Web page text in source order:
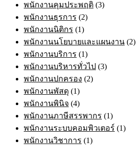
พนักงานคุมประพฤติ (3)
พนักงานธุรการ (2)
พนักงานนิติกร (1)
พนักงานนโยบายและแผนงาน (2)
พนักงานบริการ (1)
พนักงานบริหารทั่วไป (3)
พนักงานปกครอง (2)
พนักงานพัสดุ (1)
พนักงานพินิจ (4)
พนักงานภาษีสรรพากร (1)
พนักงานระบบคอมพิวเตอร์ (1)
พนักงานวิชาการ (1)